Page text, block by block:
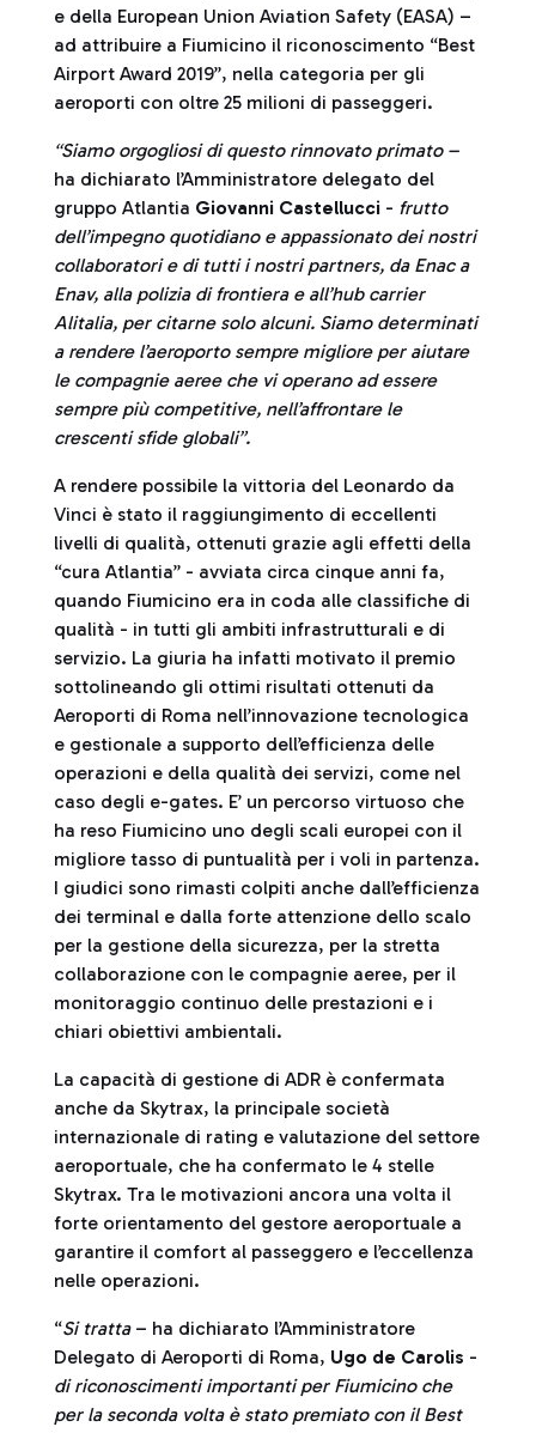
e della European Union Aviation Safety (EASA) –
ad attribuire a Fiumicino il riconoscimento “Best
Airport Award 2019”, nella categoria per gli
aeroporti con oltre 25 milioni di passeggeri.
“Siamo orgogliosi di questo rinnovato primato –
ha dichiarato l’Amministratore delegato del
gruppo Atlantia Giovanni Castellucci - frutto
dell’impegno quotidiano e appassionato dei nostri
collaboratori e di tutti i nostri partners, da Enac a
Enav, alla polizia di frontiera e all’hub carrier
Alitalia, per citarne solo alcuni. Siamo determinati
a rendere l’aeroporto sempre migliore per aiutare
le compagnie aeree che vi operano ad essere
sempre più competitive, nell’affrontare le
crescenti sfide globali”.
A rendere possibile la vittoria del Leonardo da
Vinci è stato il raggiungimento di eccellenti
livelli di qualità, ottenuti grazie agli effetti della
“cura Atlantia” - avviata circa cinque anni fa,
quando Fiumicino era in coda alle classifiche di
qualità - in tutti gli ambiti infrastrutturali e di
servizio. La giuria ha infatti motivato il premio
sottolineando gli ottimi risultati ottenuti da
Aeroporti di Roma nell’innovazione tecnologica
e gestionale a supporto dell’efficienza delle
operazioni e della qualità dei servizi, come nel
caso degli e-gates. E’ un percorso virtuoso che
ha reso Fiumicino uno degli scali europei con il
migliore tasso di puntualità per i voli in partenza.
I giudici sono rimasti colpiti anche dall’efficienza
dei terminal e dalla forte attenzione dello scalo
per la gestione della sicurezza, per la stretta
collaborazione con le compagnie aeree, per il
monitoraggio continuo delle prestazioni e i
chiari obiettivi ambientali.
La capacità di gestione di ADR è confermata
anche da Skytrax, la principale società
internazionale di rating e valutazione del settore
aeroportuale, che ha confermato le 4 stelle
Skytrax. Tra le motivazioni ancora una volta il
forte orientamento del gestore aeroportuale a
garantire il comfort al passeggero e l’eccellenza
nelle operazioni.
“Si tratta– ha dichiarato l’Amministratore
Delegato di Aeroporti di Roma, Ugo de Carolis -
di riconoscimenti importanti per Fiumicino che
per la seconda volta è stato premiato con il Best